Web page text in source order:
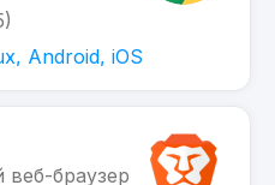
Android, iOS
браузер